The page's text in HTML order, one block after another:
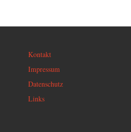
Kontakt
Impressum
Datenschutz
Links